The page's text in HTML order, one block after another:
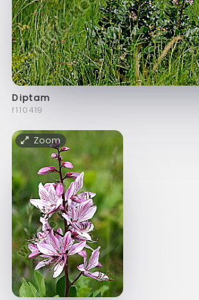
Diptam
f110419
Zoom